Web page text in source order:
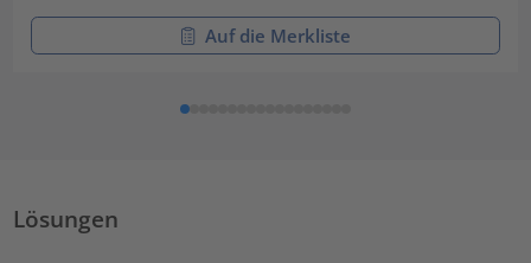
Auf die Merkliste
Lösungen